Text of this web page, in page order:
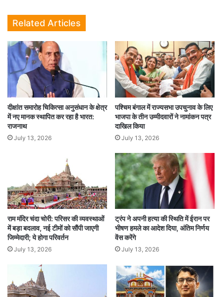
कोरोना महामारी अभी खत्म नहीं हुई है. हमें कोरोना वैक्सीन का बूस्टर डोज लगाना
चाहिए और सतर्क रहना चाहिए. मिलकर कोरोना के खिलाफ लड़ाई जारी रखने की
जरूरत है.
CORONA VIRUS HEALTH
Related Articles
दीक्षांत समारोह चिकित्सा अनुसंधान के क्षेत्र
में नए मानक स्थापित कर रहा है भारत:
राजनाथ
July 13, 2026
पश्चिम बंगाल में राज्यसभा उपचुनाव के लिए
भाजपा के तीन उम्मीदवारों ने नामांकन पत्र
दाखिल किया
July 13, 2026
राम मंदिर चंदा चोरी: परिसर की व्यवस्थाओं
में बड़ा बदलाव, नई टीमों को सौंपी जाएगी
जिम्मेदारी; ये होगा परिवर्तन
July 13, 2026
ट्रंप ने अपनी हत्या की स्थिति में ईरान पर
भीषण हमले का आदेश दिया, अंतिम निर्णय
वेंस करेंगे
July 13, 2026